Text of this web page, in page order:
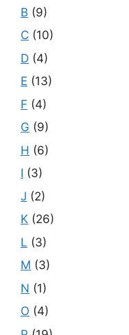
B (9)
C (10)
D (4)
E (13)
F (4)
G (9)
H (6)
I (3)
J (2)
K (26)
L (3)
M (3)
N (1)
O (4)